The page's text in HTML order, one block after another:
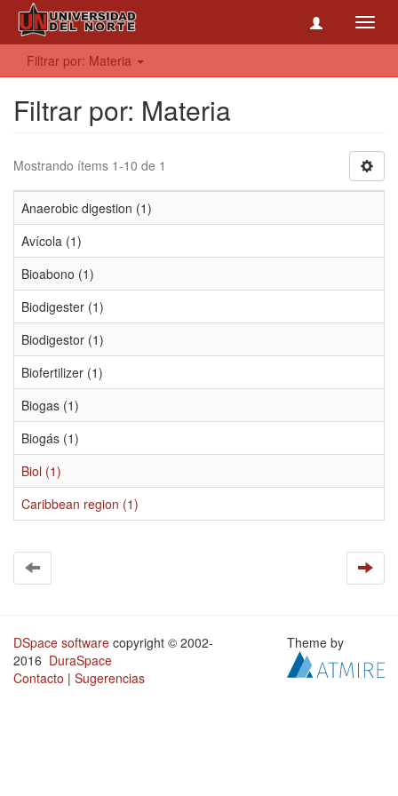
Filtrar por: Materia
Filtrar por: Materia
Mostrando ítems 1-10 de 1
Anaerobic digestion (1)
Avícola (1)
Bioabono (1)
Biodigester (1)
Biodigestor (1)
Biofertilizer (1)
Biogas (1)
Biogás (1)
Biol (1)
Caribbean region (1)
DSpace software copyright © 2002-
2016 DuraSpace
Contacto | Sugerencias
Theme by